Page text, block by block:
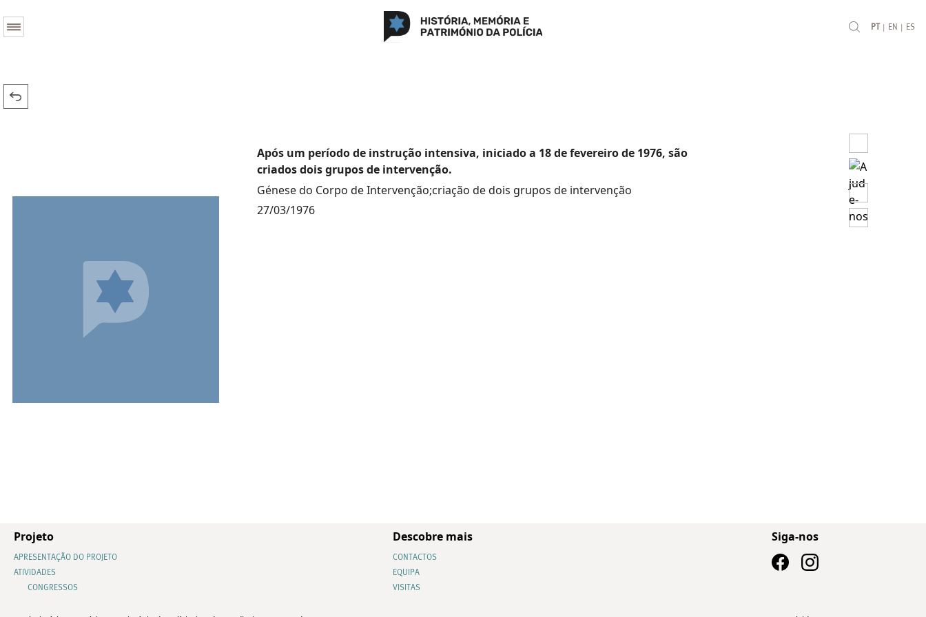
PT | EN | ES
Após um período de instrução intensiva, iniciado a 18 de fevereiro de 1976, são
criados dois grupos de intervenção.
Génese do Corpo de Intervenção;criação de dois grupos de intervenção
27/03/1976
Projeto
APRESENTAÇÃO DO PROJETO
ATIVIDADES
CONGRESSOS
Descobre mais
CONTACTOS
EQUIPA
VISITAS
Siga-nos